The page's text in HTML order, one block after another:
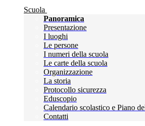
Scuola
Panoramica
Presentazione
I luoghi
Le persone
I numeri della scuola
Le carte della scuola
Organizzazione
La storia
Protocollo sicurezza
Eduscopio
Calendario scolastico e Piano
Contatti